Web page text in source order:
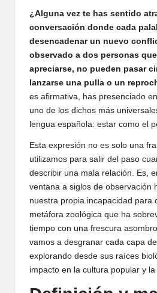
¿Alguna vez te has sentido
conversación donde cada
desencadenar un nuevo
observado a dos personas
apreciarse, no pueden pasar
lanzarse una pulla o un
es afirmativa, has presenciado
uno de los dichos más
lengua española: estar como el
Esta expresión no es solo una
utilizamos para salir del paso
describir una mala relación. Es,
ventana a siglos de observación
nuestra propia incapacidad para
metáfora zoológica que ha
tiempo con una frescura
vamos a desgranar cada capa
explorando desde sus raíces
impacto en la cultura popular y